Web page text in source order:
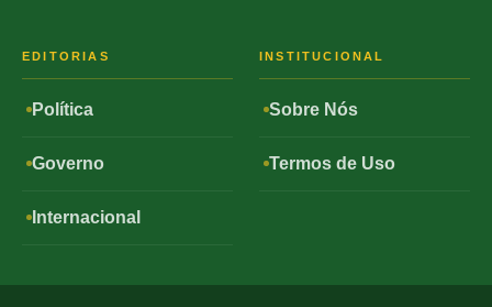
EDITORIAS
Política
Governo
Internacional
INSTITUCIONAL
Sobre Nós
Termos de Uso